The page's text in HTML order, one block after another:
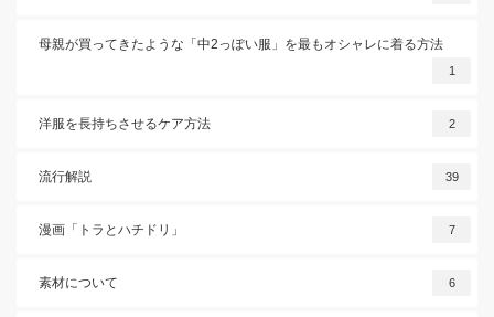
母親が買ってきたような「中2っぽい服」を最もオシャレに着る方法
1
洋服を長持ちさせるケア方法 2
流行解説 39
漫画「トラとハチドリ」 7
素材について 6